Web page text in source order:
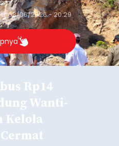
08/06/2026 - 20:29
Rp14
Wanti-
Kelola